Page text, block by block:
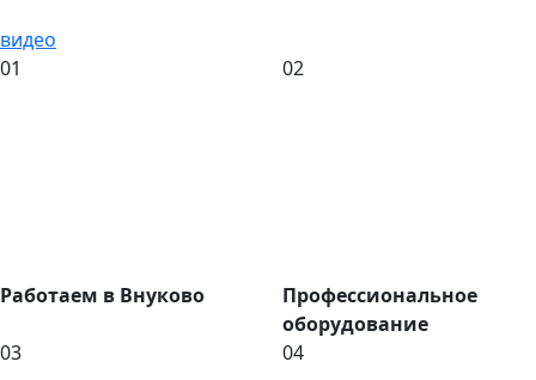
видео
01
Работаем в Внуково
02
Профессиональное
оборудование
03
04